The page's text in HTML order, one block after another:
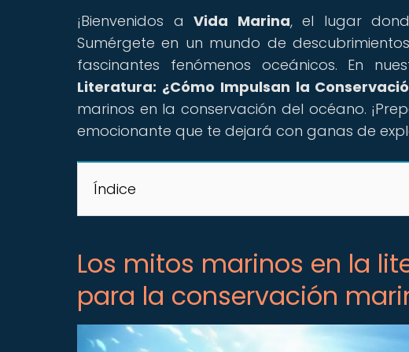
¡Bienvenidos aVida Marina, el lugar
Sumérgete en un mundo de
fascinantes fenómenos oceánicos. En
Literatura: ¿Cómo Impulsan la
marinos en la conservación del océano.
emocionante que te dejará con ganas de
Índice
Los mitos marinos en la
para la conservación